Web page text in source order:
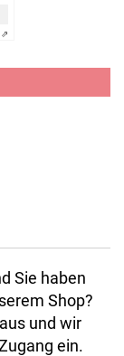
⇗
Sie haben
Shop?
und wir
ein.